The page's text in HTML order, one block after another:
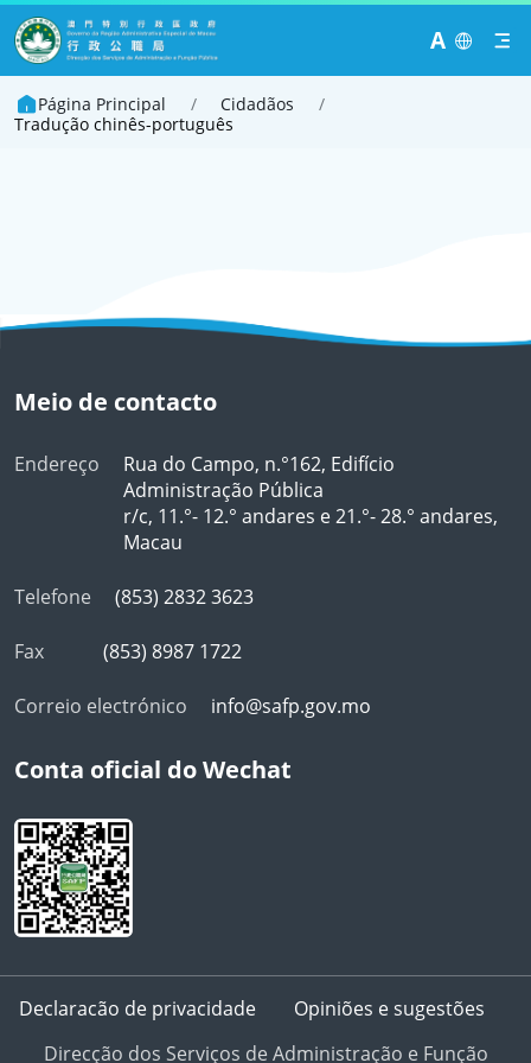
A
Página Principal / Cidadãos
/
Tradução chinês-português
Meio de contacto
Endereço
Rua do Campo, n.°162, Edifício
Administração Pública
r/c, 11.°- 12.° andares e 21.°- 28.° andares,
Macau
Telefone (853) 2832 3623
Fax (853) 8987 1722
Correio electrónico info@safp.gov.mo
Conta oficial do Wechat
Declaracão de privacidade
Opiniões e sugestões
Direcção dos Serviços de Administração e Função